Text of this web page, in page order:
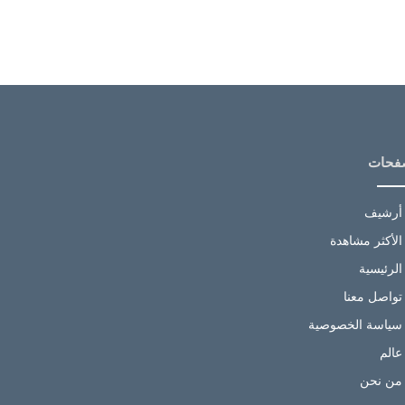
أرشيف
الأكثر مشاهدة
الرئيسية
تواصل معنا
سياسة الخصوصية
عالم
من نحن